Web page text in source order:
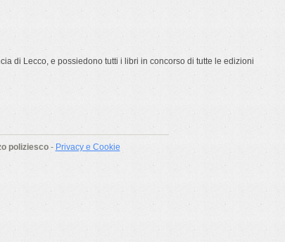
di Lecco, e possiedono tutti i libri in concorso di tutte le edizioni
poliziesco- Privacy e Cookie